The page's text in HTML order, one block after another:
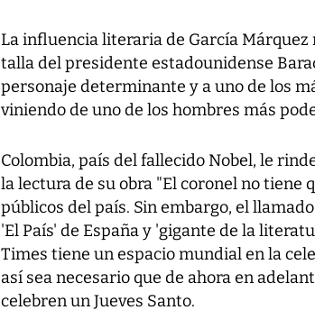
La influencia literaria de García
talla del presidente estadounidense
personaje determinante y a uno de los
viniendo de uno de los hombres más
Colombia, país del fallecido Nobel, le
la lectura de su obra "El coronel no tiene
públicos del país. Sin embargo, el
'El País' de España y 'gigante de la
Times tiene un espacio mundial en la
así sea necesario que de ahora en
celebren un Jueves Santo.